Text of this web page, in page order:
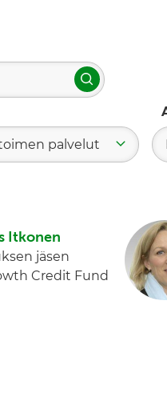
Hae
palvelut
Itkonen
jäsen
Credit Fund